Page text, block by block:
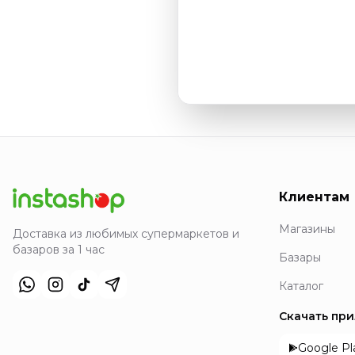
Доставка из любимых супермаркетов и
базаров за 1 час
Клиентам
Магазины
Базары
Каталог
Скачать
Google